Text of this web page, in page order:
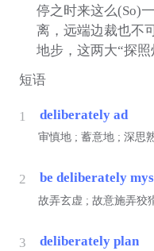
停之时来这么(So)
离，远端边裁也不
地步，这两大“探照
短语
1 deliberately ad
审慎地 ; 蓄意地 ; 深思
2 be deliberately
故弄玄虚 ; 故意施弄狡
3 deliberately plan